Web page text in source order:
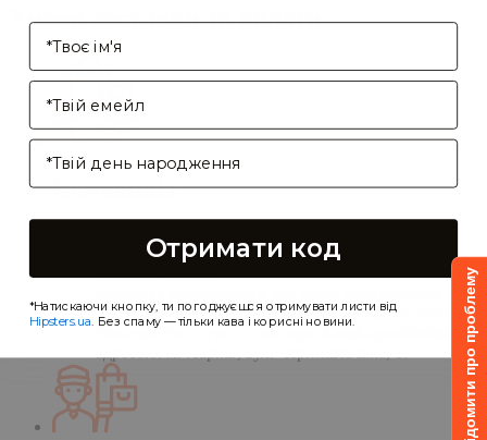
Повідомити про проблему
Умови доставки та оплати
Самовивіз
Самовивіз дає Вам можливість оформити
замовлення на сайті, а забрати його в нашій
кав'ярні. Деталі:
протягом однієї доби після обробки замовлення;
Чекаємо Вас у гості в кав'ярні
за
І'мя
Enter your email address
Birthday
Отримати код
*Натискаючи кнопку, ти погоджуєшся отримувати листи від
Hipsters.ua. Без спаму — тільки кава і корисні новини.